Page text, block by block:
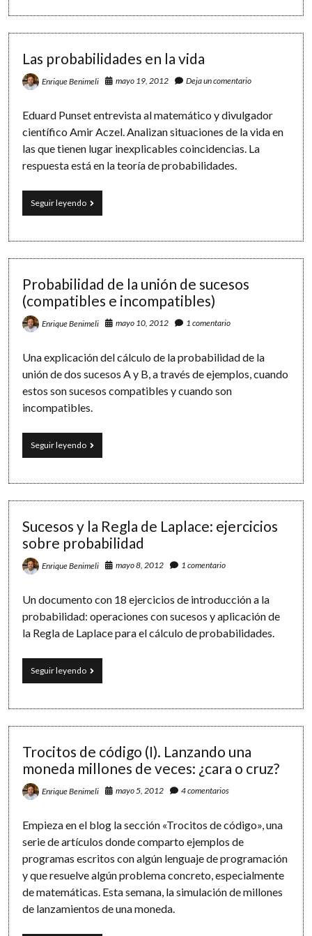
variaciones
Las probabilidades en la vida
Enrique Benimeli mayo 19, 2012 Deja un comentario
Eduard Punset entrevista al matemático y divulgador
científico Amir Aczel. Analizan situaciones de la vida en
las que tienen lugar inexplicables coincidencias. La
respuesta está en la teoría de probabilidades.
Seguir leyendoLas
probabilidades
la
Probabilidad de la unión de sucesos
(compatibles e incompatibles)
Enrique Benimeli mayo 10, 2012 1 comentario
Una explicación del cálculo de la probabilidad de la
unión de dos sucesos A y B, a través de ejemplos, cuando
estos son sucesos compatibles y cuando son
incompatibles.
Seguir leyendoProbabilidad
de
unión
(compatibles
e
incompatibles)
Sucesos y la Regla de Laplace: ejercicios
sobre probabilidad
Enrique Benimeli mayo 8, 2012 1 comentario
Un documento con 18 ejercicios de introducción a la
probabilidad: operaciones con sucesos y aplicación de
la Regla de Laplace para el cálculo de probabilidades.
Seguir leyendoSucesos
y
Regla
ejercicios
sobre
probabilidad
Trocitos de código (I). Lanzando una
moneda millones de veces: ¿cara o cruz?
Enrique Benimeli mayo 5, 2012 4 comentarios
Empieza en el blog la sección «Trocitos de código», una
serie de artículos donde comparto ejemplos de
programas escritos con algún lenguaje de programación
y que resuelve algún problema concreto, especialmente
de matemáticas. Esta semana, la simulación de millones
de lanzamientos de una moneda.